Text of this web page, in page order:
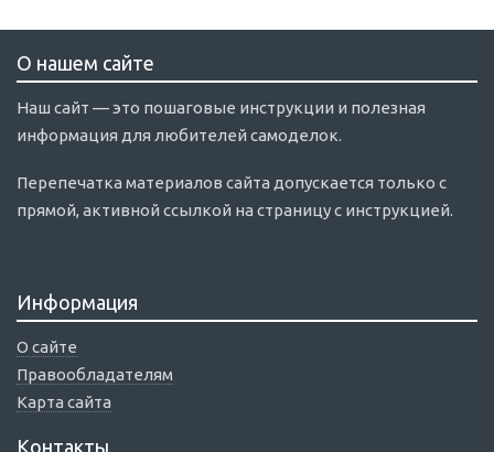
О нашем сайте
Наш сайт — это пошаговые инструкции и полезная
информация для любителей самоделок.
Перепечатка материалов сайта допускается только с
прямой, активной ссылкой на страницу с инструкцией.
Информация
О сайте
Правообладателям
Карта сайта
Контакты